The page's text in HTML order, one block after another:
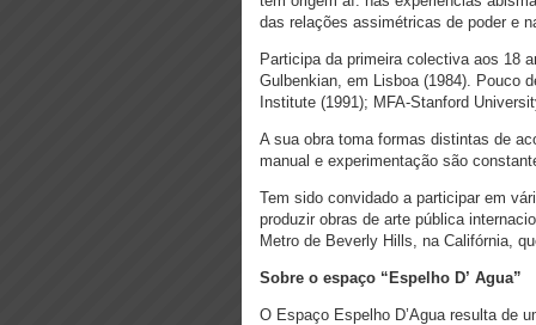
das relações assimétricas de poder e
Participa da primeira colectiva aos 18
Gulbenkian, em Lisboa (1984). Pouco
Institute (1991); MFA-Stanford
A sua obra toma formas distintas de
manual e experimentação são
Tem sido convidado a participar em
produzir obras de arte pública
Metro de Beverly Hills, na Califórnia,
Sobre o espaço “Espelho D’ Agua”
O Espaço Espelho D’Agua resulta de